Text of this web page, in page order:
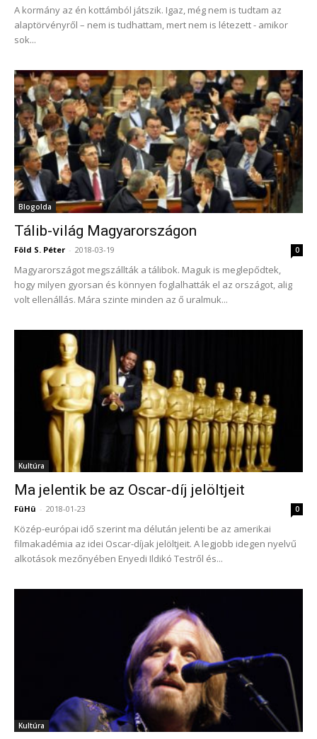
A kormány az én kottámból játszik. Igaz, még nem is tudtam az
alaptörvényről – nem is tudhattam, mert nem is létezett - amikor
sok...
Blogolda
Tálib-világ Magyarországon
Föld S. Péter - 2018-03-19 0
Magyarországot megszállták a tálibok. Maguk is meglepődtek,
hogy milyen gyorsan és könnyen foglalhatták el az országot, alig
volt ellenállás. Mára szinte minden az ő uralmuk...
Kultúra
Ma jelentik be az Oscar-díj jelöltjeit
FüHü - 2018-01-23 0
Közép-európai idő szerint ma délután jelenti be az amerikai
filmakadémia az idei Oscar-díjak jelöltjeit. A legjobb idegen nyelvű
alkotások mezőnyében Enyedi Ildikó Testről és...
Kultúra